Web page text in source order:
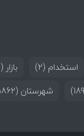
استخدام (2) بازار (404)
شهرستان (5862)